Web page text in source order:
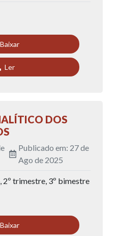
Baixar
Ler
DOS
Publicado em: 27 de
Ago de 2025
2º trimestre, 3º bimestre
Baixar